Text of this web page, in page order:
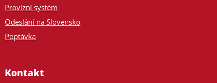
Provizní systém
Odeslání na Slovensko
Poptávka
Kontakt